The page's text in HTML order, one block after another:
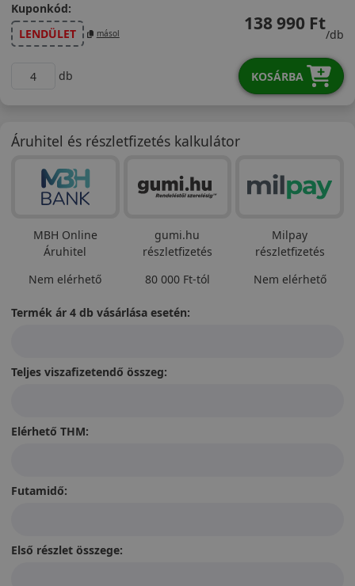
Kuponkód:
LENDÜLET
másol 138 990 Ft
/db
db KOSÁRBA
Áruhitel és részletfizetés kalkulátor
MBH Online
Áruhitel
Nem elérhető
gumi.hu
részletfizetés
80 000 Ft-tól
Milpay
részletfizetés
Nem elérhető
Termék ár 4 db vásárlása esetén:
Teljes viszafizetendő összeg:
Elérhető THM:
Futamidő:
Első részlet összege: